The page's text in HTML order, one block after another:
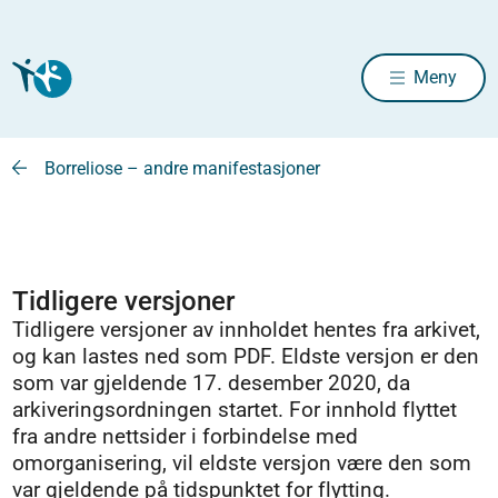
Meny
Borreliose – andre manifestasjoner
Tidligere versjoner
Tidligere versjoner av innholdet hentes fra arkivet,
og kan lastes ned som PDF. Eldste versjon er den
som var gjeldende 17. desember 2020, da
arkiveringsordningen startet. For innhold flyttet
fra andre nettsider i forbindelse med
omorganisering, vil eldste versjon være den som
var gjeldende på tidspunktet for flytting.